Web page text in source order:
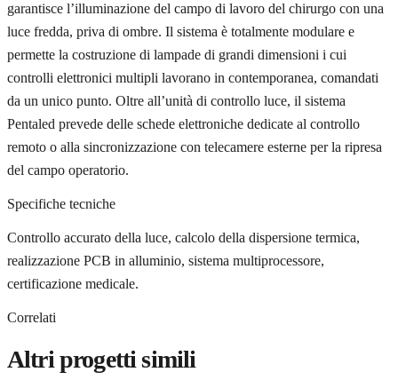
garantisce l’illuminazione del campo di lavoro del chirurgo con una
luce fredda, priva di ombre. Il sistema è totalmente modulare e
permette la costruzione di lampade di grandi dimensioni i cui
controlli elettronici multipli lavorano in contemporanea, comandati
da un unico punto. Oltre all’unità di controllo luce, il sistema
Pentaled prevede delle schede elettroniche dedicate al controllo
remoto o alla sincronizzazione con telecamere esterne per la ripresa
del campo operatorio.
Specifiche tecniche
Controllo accurato della luce, calcolo della dispersione termica,
realizzazione PCB in alluminio, sistema multiprocessore,
certificazione medicale.
Correlati
Altri progetti simili